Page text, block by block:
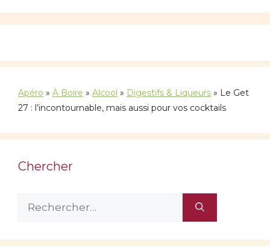
Apéro » À Boire » Alcool » Digestifs & Liqueurs » Le Get
27 : l’incontournable, mais aussi pour vos cocktails
Chercher